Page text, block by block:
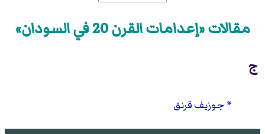
مقالات «إعدامات القرن 20 في السودان»
ج
جوزيف قرنق